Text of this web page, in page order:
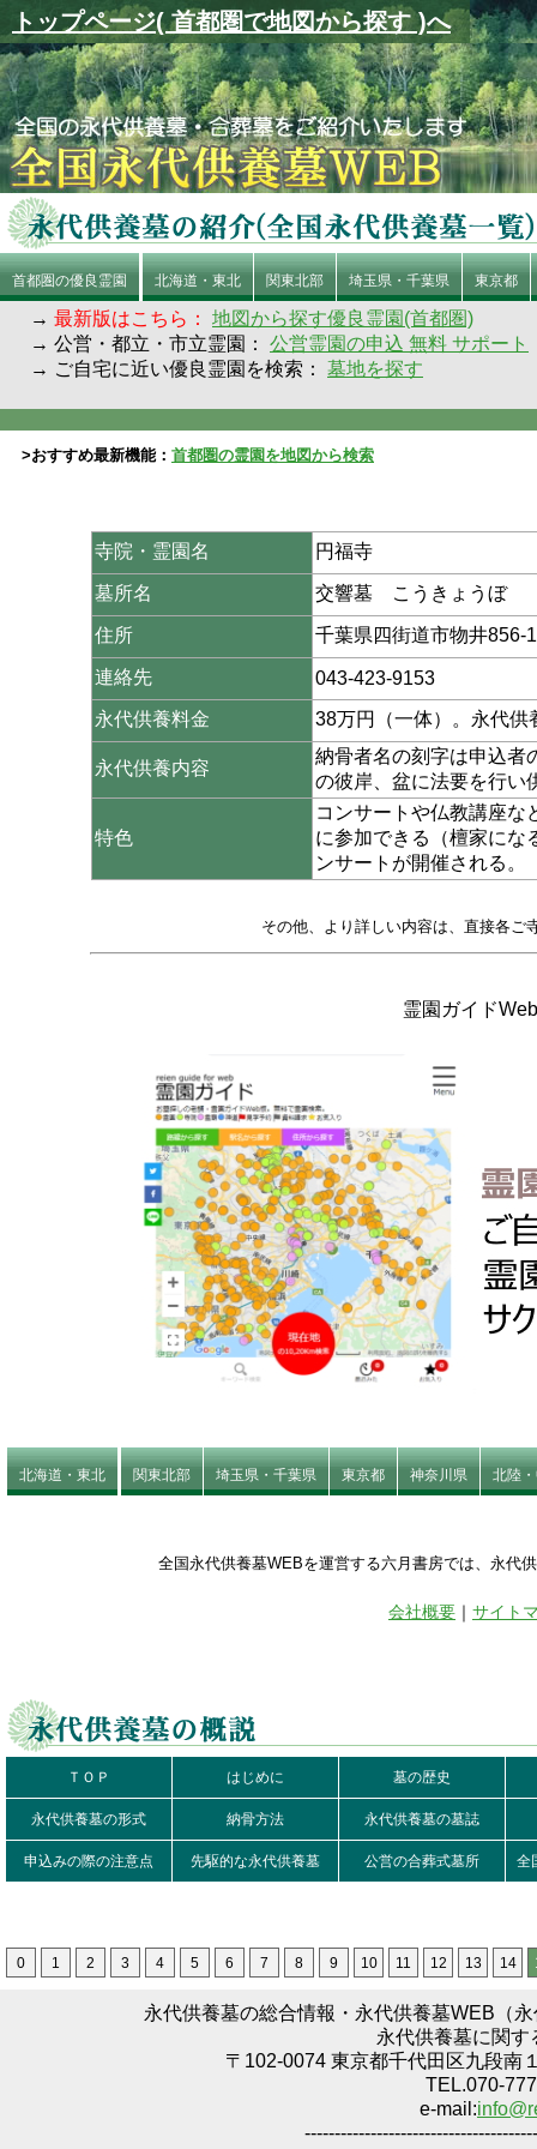
トップページ( 首都圏で地図から探す )へ
首都圏の優良霊園 北海道・東北 関東北部 埼玉県・千葉県 東京都
→ 最新版はこちら：
地図から探す優良霊園(首都圏)
→ 公営・都立・市立霊園： 公営霊園の申込 無料 サポート
→ ご自宅に近い優良霊園を検索： 墓地を探す
>おすすめ最新機能： 首都圏の霊園を地図から検索
寺院・霊園名 円福寺
墓所名 交響墓 こうきょうぼ
住所 千葉県四街道市物井856-1
連絡先
043-423-9153
永代供養料金
38万円（一体）。永代供
永代供養内容
納骨者名の刻字は申込者
の彼岸、盆に法要を行い
特色
コンサートや仏教講座な
に参加できる（檀家にな
ンサートが開催される。
その他、より詳しい内容は、直接各ご
霊園ガイド
北海道・東北 関東北部 埼玉県・千葉県 東京都 神奈川県 北陸
全国永代供養墓WEBを運営する六月書房では、永代
会社概要 ｜ サイト
ＴＯＰ はじめに 墓の歴史
永代供養墓の形式 納骨方法 永代供養墓の墓誌
申込みの際の注意点 先駆的な永代供養墓 公営の合葬式墓所 全
0 1 2 3 4 5 6 7 8 9 10 11 12 13 14
永代供養墓の総合情報・永代供養墓WEB（
永代供養墓に関す
〒102-0074 東京都千代田区九段南
TEL.070-
e-mail: